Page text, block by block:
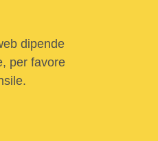
dipende
per favore